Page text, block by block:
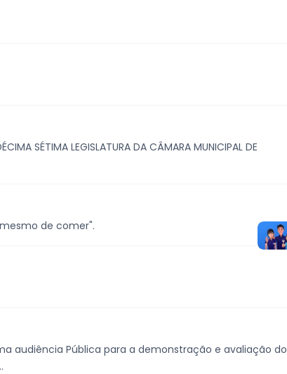
SÉTIMA LEGISLATURA DA CÂMARA MUNICIPAL DE
de comer".
audiência Pública para a demonstração e avaliação do